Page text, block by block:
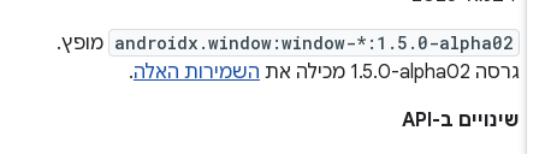
androidx.window:window-*:1.5.0-alpha02 מופץ.
גרסה ‎1.5.0-alpha02 מכילה את
השמירות האלה.
שינויים ב-API